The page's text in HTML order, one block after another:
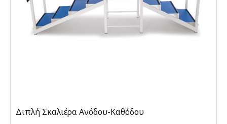
Διπλή Σκαλιέρα Ανόδου-Καθόδου